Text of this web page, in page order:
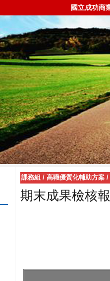
國立成功商
課務組 / 高職優質化輔助方案 /
期末成果檢核